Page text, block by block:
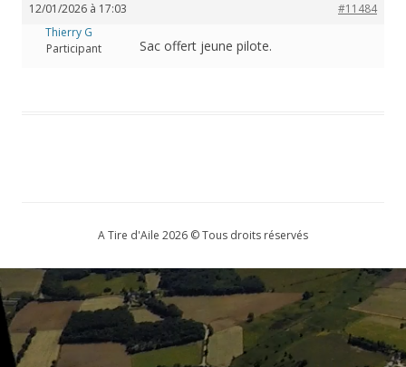
12/01/2026 à 17:03
#11484
Thierry G
Participant
Sac offert jeune pilote.
A Tire d'Aile 2026 © Tous droits réservés